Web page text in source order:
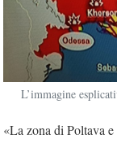
L’immagine
«La zona di Poltava